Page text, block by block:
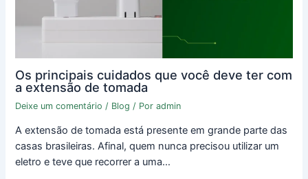
Os principais cuidados que você deve ter com
a extensão de tomada
Deixe um comentário / Blog / Poradmin
A extensão de tomada está presente em grande parte das
casas brasileiras. Afinal, quem nunca precisou utilizar um
eletro e teve que recorrer a uma…